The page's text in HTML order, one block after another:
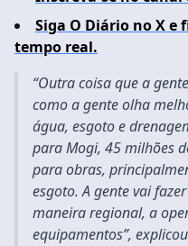
Siga O Diário no X e
tempo real.
“Outra coisa que a
como a gente olha
água, esgoto e
para Mogi, 45 milhões
para obras,
esgoto. A gente vai
maneira regional, a
equipamentos”,